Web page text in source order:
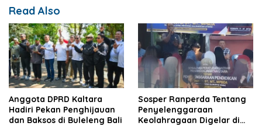
Read Also
Anggota DPRD Kaltara
Hadiri Pekan Penghijauan
dan Baksos di Buleleng Bali
Sosper Ranperda Tentang
Penyelenggaraan
Keolahragaan Digelar di